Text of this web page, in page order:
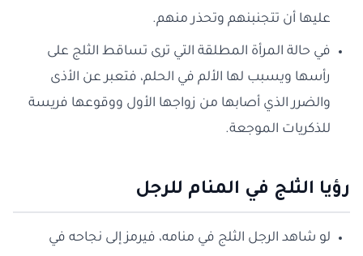
عليها أن تتجنبنهم وتحذر منهم.
في حالة المرأة المطلقة التي ترى تساقط الثلج على
رأسها ويسبب لها الألم في الحلم، فتعبر عن الأذى
والضرر الذي أصابها من زواجها الأول ووقوعها فريسة
للذكريات الموجعة.
رؤيا الثلج في المنام للرجل
لو شاهد الرجل الثلج في منامه، فيرمز إلى نجاحه في